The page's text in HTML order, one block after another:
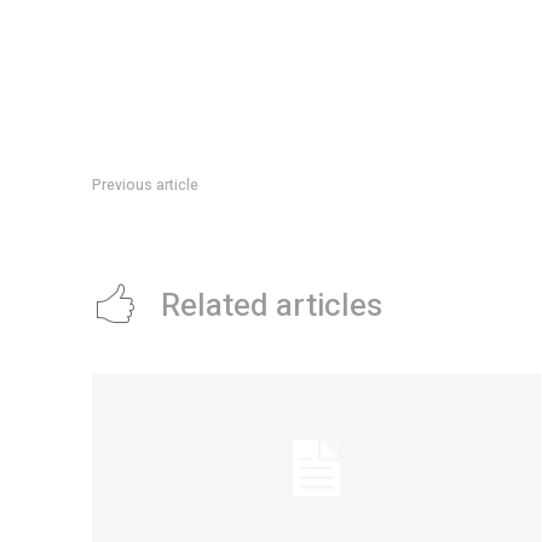
Previous article
Related articles